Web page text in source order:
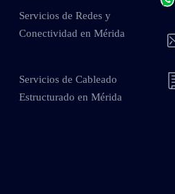
Servicios de Redes y
Conectividad en Mérida
Servicios de Cableado
Estructurado en Mérida